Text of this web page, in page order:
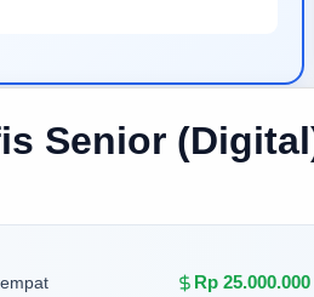
Senior
Rp